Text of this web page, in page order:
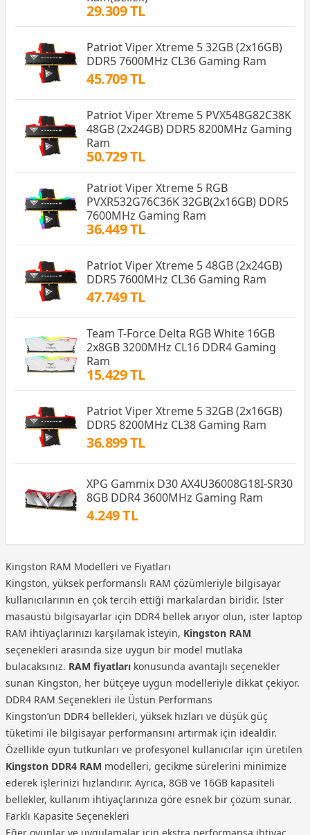
29.309 TL
Patriot Viper Xtreme 5 32GB (2x16GB)
DDR5 7600MHz CL36 Gaming Ram
45.709 TL
Patriot Viper Xtreme 5 PVX548G82C38K
48GB (2x24GB) DDR5 8200MHz Gaming
Ram
50.729 TL
Patriot Viper Xtreme 5 RGB
PVXR532G76C36K 32GB(2x16GB) DDR5
7600MHz Gaming Ram
36.449 TL
Patriot Viper Xtreme 5 48GB (2x24GB)
DDR5 7600MHz CL36 Gaming Ram
47.749 TL
Team T-Force Delta RGB White 16GB
2x8GB 3200MHz CL16 DDR4 Gaming
Ram
15.429 TL
Patriot Viper Xtreme 5 32GB (2x16GB)
DDR5 8200MHz CL38 Gaming Ram
36.899 TL
XPG Gammix D30 AX4U36008G18I-SR30
8GB DDR4 3600MHz Gaming Ram
4.249 TL
Kingston RAM Modelleri ve Fiyatları
Kingston, yüksek performanslı RAM çözümleriyle bilgisayar
kullanıcılarının en çok tercih ettiği markalardan biridir. İster
masaüstü bilgisayarlar için DDR4 bellek arıyor olun, ister laptop
RAM ihtiyaçlarınızı karşılamak isteyin, Kingston RAM
seçenekleri arasında size uygun bir model mutlaka
bulacaksınız. RAM fiyatları konusunda avantajlı seçenekler
sunan Kingston, her bütçeye uygun modelleriyle dikkat çekiyor.
DDR4 RAM Seçenekleri ile Üstün Performans
Kingston’un DDR4 bellekleri, yüksek hızları ve düşük güç
tüketimi ile bilgisayar performansını artırmak için idealdir.
Özellikle oyun tutkunları ve profesyonel kullanıcılar için üretilen
Kingston DDR4 RAM modelleri, gecikme sürelerini minimize
ederek işlerinizi hızlandırır. Ayrıca, 8GB ve 16GB kapasiteli
bellekler, kullanım ihtiyaçlarınıza göre esnek bir çözüm sunar.
Farklı Kapasite Seçenekleri